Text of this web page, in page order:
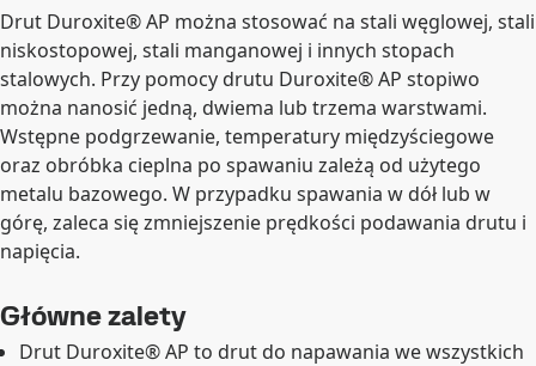
Drut Duroxite® AP można stosować na stali węglowej, stali
niskostopowej, stali manganowej i innych stopach
stalowych. Przy pomocy drutu Duroxite® AP stopiwo
można nanosić jedną, dwiema lub trzema warstwami.
Wstępne podgrzewanie, temperatury międzyściegowe
oraz obróbka cieplna po spawaniu zależą od użytego
metalu bazowego. W przypadku spawania w dół lub w
górę, zaleca się zmniejszenie prędkości podawania drutu i
napięcia.
Główne zalety
Drut Duroxite® AP to drut do napawania we wszystkich